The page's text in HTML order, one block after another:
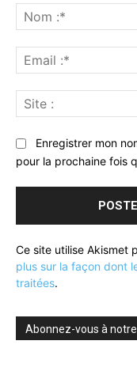
Enregistrer mon
pour la prochaine fois
Ce site utilise Akismet
plus sur la façon dont
traitées.
Abonnez-vous à